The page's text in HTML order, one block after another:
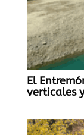
El
verticales